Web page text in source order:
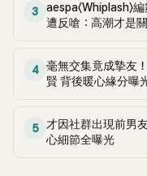
3
aespa〈Whiplash〉
遭反嗆：高潮才是
4
毫無交集竟成摯友！
賢 背後暖心緣分曝
5
才因社群出現前男
心細節全曝光